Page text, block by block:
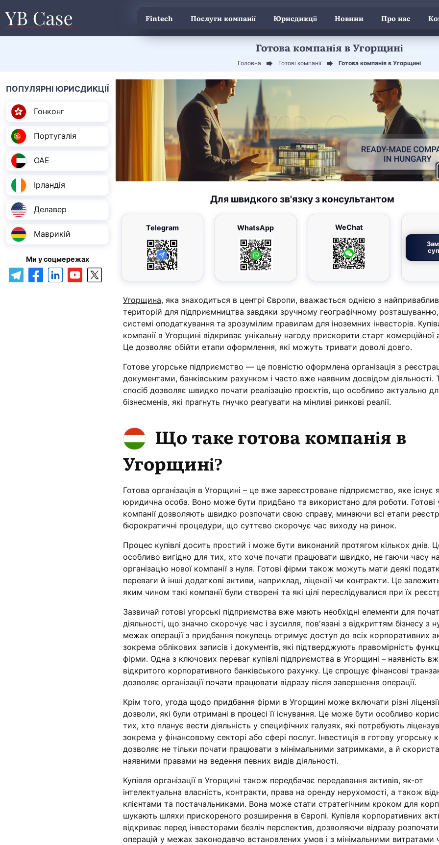
Fintech Послуги компанії Юрисдикції Новини Про нас
Готова компанія в Угорщині
Головна Готові компанії Готова компанія в Угорщині
ПОПУЛЯРНІ ЮРИСДИКЦІЇ
Гонконг
Португалія
ОАЕ
Ірландія
Делавер
Маврикій
Ми у соцмережах
Для швидкого зв'язку з консультантом
Telegram WhatsApp WeChat
Угорщина, яка знаходиться в центрі Європи, вважається однією з
територій для підприємництва завдяки зручному географічному розташуванню,
системі оподаткування та зрозумілим правилам для іноземних інвесторів.
компанії в Угорщині відкриває унікальну нагоду прискорити старт комерційної
Це дозволяє обійти етапи оформлення, які можуть тривати доволі довго.
Готове угорське підприємство — це повністю оформлена організація з
документами, банківським рахунком і часто вже наявним досвідом діяльності.
спосіб дозволяє швидко почати реалізацію проєктів, що особливо актуально
бізнесменів, які прагнуть гнучко реагувати на мінливі ринкові реалії.
Що таке готова компанія в
Угорщині?
Готова організація в Угорщині – це вже зареєстроване підприємство, яке існує
юридична особа. Воно може бути придбано та використано для роботи. Готові
компанії дозволяють швидко розпочати свою справу, минаючи всі етапи
бюрократичні процедури, що суттєво скорочує час виходу на ринок.
Процес купівлі досить простий і може бути виконаний протягом кількох днів.
особливо вигідно для тих, хто хоче почати працювати швидко, не гаючи часу
організацію нової компанії з нуля. Готові фірми також можуть мати деякі
переваги й інші додаткові активи, наприклад, ліцензії чи контракти. Це
яким чином такі компанії були створені та які цілі переслідувалися при їх
Зазвичай готові угорські підприємства вже мають необхідні елементи для
діяльності, що значно скорочує час і зусилля, пов'язані з відкриттям бізнесу з
межах операції з придбання покупець отримує доступ до всіх корпоративних
зокрема облікових записів і документів, які підтверджують правомірність
фірми. Одна з ключових переваг купівлі підприємства в Угорщині – наявність
відкритого корпоративного банківського рахунку. Це спрощує фінансові
дозволяє організації почати працювати відразу після завершення операції.
Крім того, угода щодо придбання фірми в Угорщині може включати різні
дозволи, які були отримані в процесі її існування. Це може бути особливо
тих, хто планує вести діяльність у специфічних галузях, які потребують
зокрема у фінансовому секторі або сфері послуг. Інвестиція в готову угорську
дозволяє не тільки почати працювати з мінімальними затримками, а й
наявними правами на ведення певних видів діяльності.
Купівля організації в Угорщині також передбачає передавання активів, як-от
інтелектуальна власність, контракти, права на оренду нерухомості, а також
клієнтами та постачальниками. Вона може стати стратегічним кроком для
шукають шляхи прискореного розширення в Європі. Купівля корпоративних
відкриває перед інвесторами безліч перспектив, дозволяючи відразу
операцій у межах законодавчо встановлених умов і з мінімальними витратами